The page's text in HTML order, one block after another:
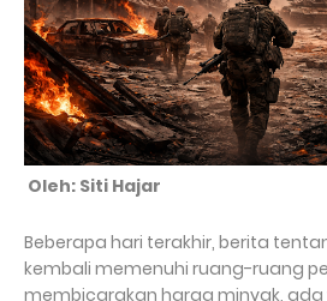
Oleh: Siti Hajar
Beberapa hari terakhir, berita
kembali memenuhi ruang-ruang
membicarakan harga minyak,